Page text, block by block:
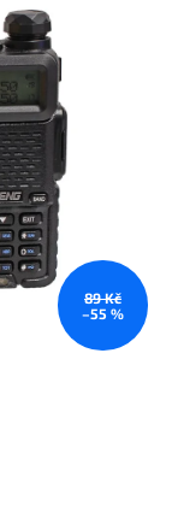
89 Kč
–55 %